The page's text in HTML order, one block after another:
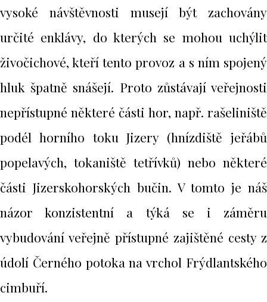
vysoké návštěvnosti musejí být zachovány
určité enklávy, do kterých se mohou uchýlit
živočichové, kteří tento provoz a s ním spojený
hluk špatně snášejí. Proto zůstávají veřejnosti
nepřístupné některé části hor, např. rašeliniště
podél horního toku Jizery (hnízdiště jeřábů
popelavých, tokaniště tetřívků) nebo některé
části Jizerskohorských bučin. V tomto je náš
názor konzistentní a týká se i záměru
vybudování veřejně přístupné zajištěné cesty z
údolí Černého potoka na vrchol Frýdlantského
cimbuří.